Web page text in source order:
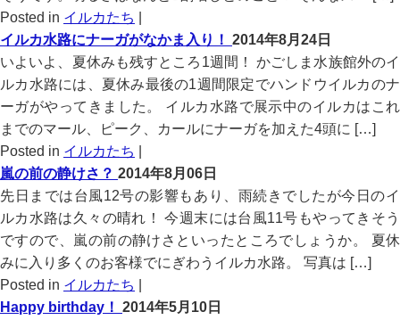
Posted in イルカたち
イルカ水路にナーガがなかま入り！ 2014年8月24日
いよいよ、夏休みも残すところ1週間！ かごしま水族館外のイ
ルカ水路には、夏休み最後の1週間限定でハンドウイルカのナ
ーガがやってきました。 イルカ水路で展示中のイルカはこれ
までのマール、ピーク、カールにナーガを加えた4頭に […]
Posted in イルカたち
嵐の前の静けさ？ 2014年8月06日
先日までは台風12号の影響もあり、雨続きでしたが今日のイ
ルカ水路は久々の晴れ！ 今週末には台風11号もやってきそう
ですので、嵐の前の静けさといったところでしょうか。 夏休
みに入り多くのお客様でにぎわうイルカ水路。 写真は […]
Posted in イルカたち
Happy birthday！ 2014年5月10日